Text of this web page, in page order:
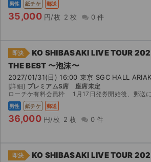
男性 紙チケ 郵送
35,000 円/枚 2 枚 0 件
即決
KO SHIBASAKI LIVE TOUR
THE BEST 〜泡沫〜
2027/01/31(日) 16:00 東京 SGC HALL
[詳細] プレミアムS席 座席未定
ローチケ有料会員枠 1月17日発券開始後、郵送にて送らせてもら
男性 紙チケ 郵送
36,000 円/枚 2 枚 0 件
即決
KO SHIBASAKI LIVE TOUR